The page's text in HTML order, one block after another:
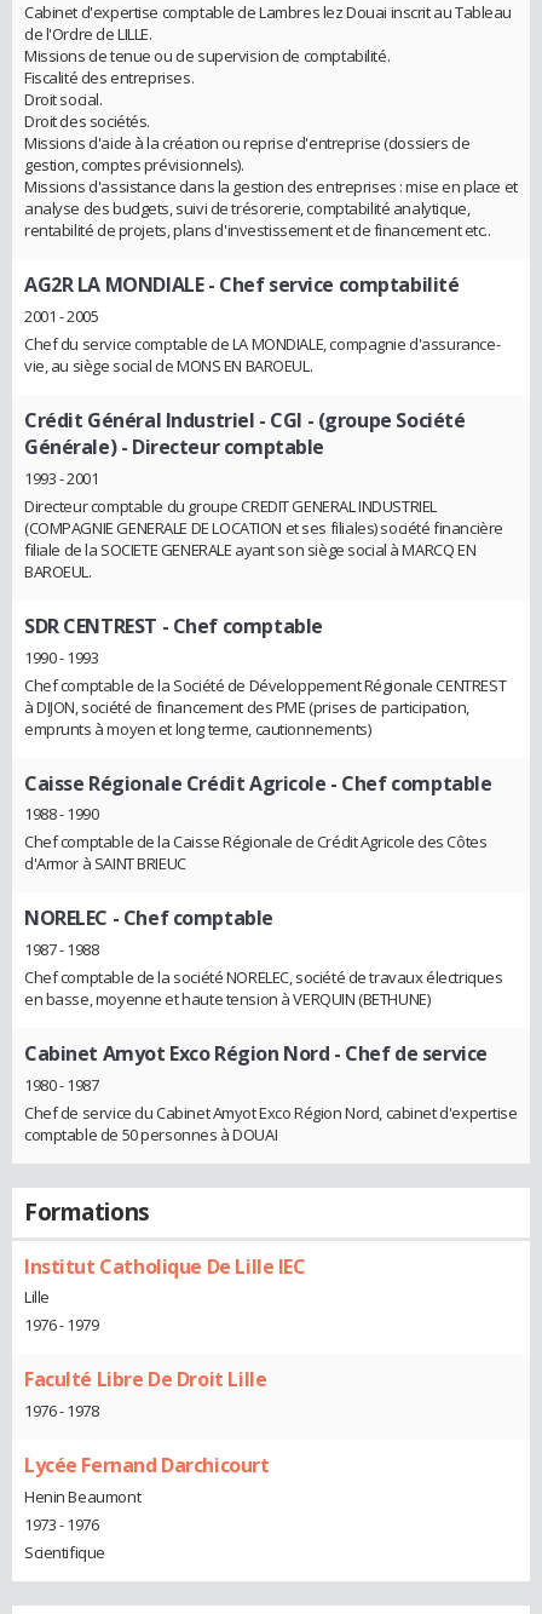
Cabinet d'expertise comptable de Lambres lez Douai inscrit au Tableau
de l'Ordre de LILLE.
Missions de tenue ou de supervision de comptabilité.
Fiscalité des entreprises.
Droit social.
Droit des sociétés.
Missions d'aide à la création ou reprise d'entreprise (dossiers de
gestion, comptes prévisionnels).
Missions d'assistance dans la gestion des entreprises : mise en place et
analyse des budgets, suivi de trésorerie, comptabilité analytique,
rentabilité de projets, plans d'investissement et de financement etc..
AG2R LA MONDIALE- Chef service comptabilité
2001 - 2005
Chef du service comptable de LA MONDIALE, compagnie d'assurance-
vie, au siège social de MONS EN BAROEUL.
Crédit Général Industriel - CGI - (groupe Société
Générale)- Directeur comptable
1993 - 2001
Directeur comptable du groupe CREDIT GENERAL INDUSTRIEL
(COMPAGNIE GENERALE DE LOCATION et ses filiales) société financière
filiale de la SOCIETE GENERALE ayant son siège social à MARCQ EN
BAROEUL.
SDR CENTREST - Chef comptable
1990 - 1993
Chef comptable de la Société de Développement Régionale CENTREST
à DIJON, société de financement des PME (prises de participation,
emprunts à moyen et long terme, cautionnements)
Caisse Régionale Crédit Agricole - Chef comptable
1988 - 1990
Chef comptable de la Caisse Régionale de Crédit Agricole des Côtes
d'Armor à SAINT BRIEUC
NORELEC - Chef comptable
1987 - 1988
Chef comptable de la société NORELEC, société de travaux électriques
en basse, moyenne et haute tension à VERQUIN (BETHUNE)
Cabinet Amyot Exco Région Nord - Chef de service
1980 - 1987
Chef de service du Cabinet Amyot Exco Région Nord, cabinet d'expertise
comptable de 50 personnes à DOUAI
Formations
Institut Catholique De Lille IEC
Lille
1976 - 1979
Faculté Libre De Droit Lille
1976 - 1978
Lycée Fernand Darchicourt
Henin Beaumont
1973 - 1976
Scientifique